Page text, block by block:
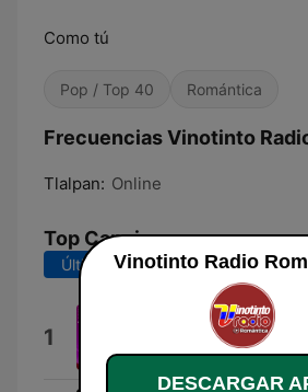
Como tú
Pop / Top 40 Romántica
Frecuencias Vinotinto
Tlalpan: Online
Top Canciones
Últimos 7 días Últimos 30 días
1 Vamos Con Todo
Canciona
DESCARGAR